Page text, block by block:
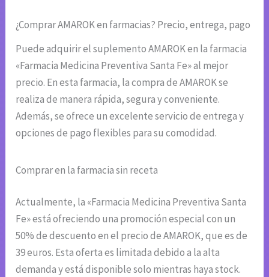
¿Comprar AMAROK en farmacias? Precio, entrega, pago
Puede adquirir el suplemento AMAROK en la farmacia
«Farmacia Medicina Preventiva Santa Fe» al mejor
precio. En esta farmacia, la compra de AMAROK se
realiza de manera rápida, segura y conveniente.
Además, se ofrece un excelente servicio de entrega y
opciones de pago flexibles para su comodidad.
Comprar en la farmacia sin receta
Actualmente, la «Farmacia Medicina Preventiva Santa
Fe» está ofreciendo una promoción especial con un
50% de descuento en el precio de AMAROK, que es de
39 euros. Esta oferta es limitada debido a la alta
demanda y está disponible solo mientras haya stock.